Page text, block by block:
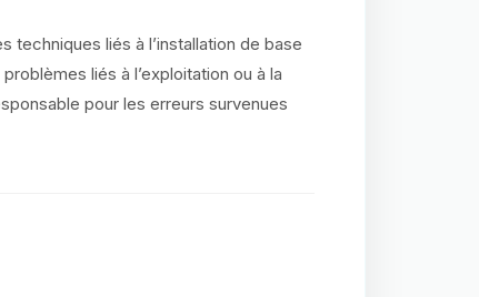
techniques liés à l’installation de base
liés à l’exploitation ou à la
pour les erreurs survenues